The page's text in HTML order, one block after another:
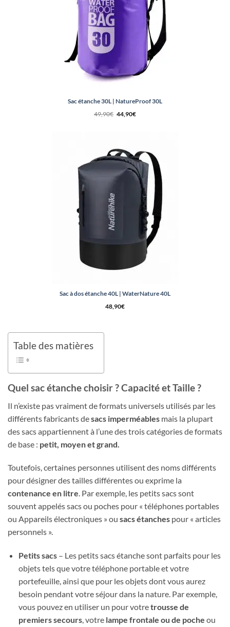
Sac étanche 30L | NatureProof 30L
49,90€ Le
prix
44,90€Le
Sac à dos étanche 40L | WaterNature 40L
48,90€
Table des matières
Quel sac étanche choisir ? Capacité et Taille ?
Il n’existe pas vraiment de formats universels utilisés par les
différents fabricants desacs imperméables mais la plupart
des sacs appartiennent à l’une des trois catégories de formats
de base : petit, moyen et grand.
Toutefois, certaines personnes utilisent des noms différents
pour désigner des tailles différentes ou exprime la
contenance en litre. Par exemple, les petits sacs sont
souvent appelés sacs ou poches pour « téléphones portables
ou Appareils électroniques » ou sacs étanches pour « articles
personnels ».
Petits sacs– Les petits sacs étanche sont parfaits pour les
objets tels que votre téléphone portable et votre
portefeuille, ainsi que pour les objets dont vous aurez
besoin pendant votre séjour dans la nature. Par exemple,
vous pouvez en utiliser un pour votretrousse de
premiers secours, votre lampe frontale ou de poche ou